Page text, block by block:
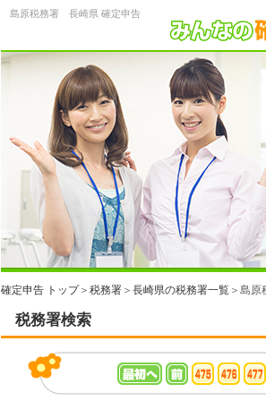
島原税務署 長崎県 確定申告
確定申告 トップ＞ 税務署 ＞ 長崎県の税務署一覧 ＞島原
税務署検索